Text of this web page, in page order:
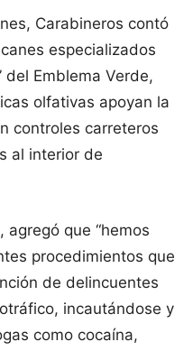
Carabineros contó
especializados
del Emblema Verde,
olfativas apoyan la
controles carreteros
al interior de
agregó que “hemos
procedimientos que
de delincuentes
incautándose y
como cocaína,